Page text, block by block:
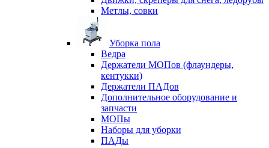
Метлы, совки
Уборка пола
Ведра
Держатели МОПов (флаундеры,
кентукки)
Держатели ПАДов
Дополнительное оборудование и
запчасти
МОПы
Наборы для уборки
ПАДы